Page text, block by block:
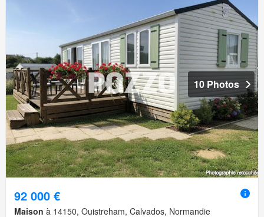
10 Photos
92 000 €
Maison à 14150, Ouistreham, Calvados, Normandie